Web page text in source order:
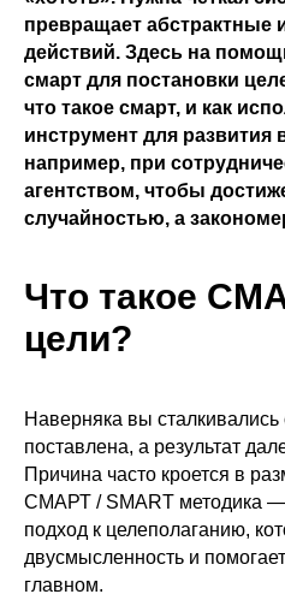
превращает абстрактные
действий. Здесь на
смарт для постановки
что такое смарт, и как
инструмент для развития
например, при
агентством, чтобы
случайностью, а
Что такое
цели?
Наверняка вы сталкивались
поставлена, а результат
Причина часто кроется в
СМАРТ / SMART методика
подход к целеполаганию,
двусмысленность и
главном.